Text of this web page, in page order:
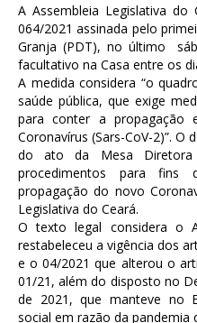
A Assembleia Legislativa
064/2021 assinada pelo
Granja (PDT), no último
facultativo na Casa entre os
A medida considera “o
saúde pública, que exige
para conter a propagação
Coronavírus (Sars-CoV-2)”.
do ato da Mesa Diretora
procedimentos para
propagação do novo
Legislativa do Ceará.
O texto legal considera o
restabeleceu a vigência dos
e o 04/2021 que alterou o
01/21, além do disposto no
de 2021, que manteve no
social em razão da pandemia